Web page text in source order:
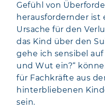
Gefühl von
herausfordernder ist
Ursache für den
das Kind über den
gehe ich sensibel
und Wut ein?“
für Fachkräfte aus
hinterbliebenen
sein.